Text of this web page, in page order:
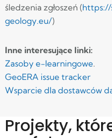
śledzenia zgłoszeń (
geology.eu/)
Inne interesujące linki:
Zasoby e-learningowe.
GeoERA issue tracker
Wsparcie dla dostawców
Projekty,